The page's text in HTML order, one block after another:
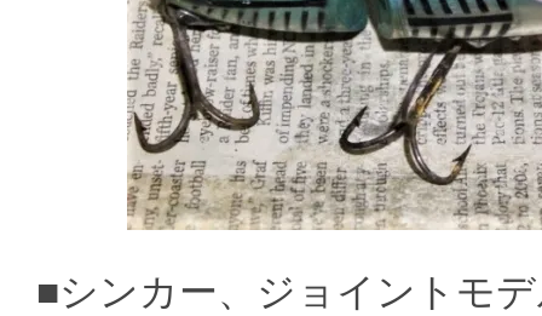
■シンカー、ジョイントモ